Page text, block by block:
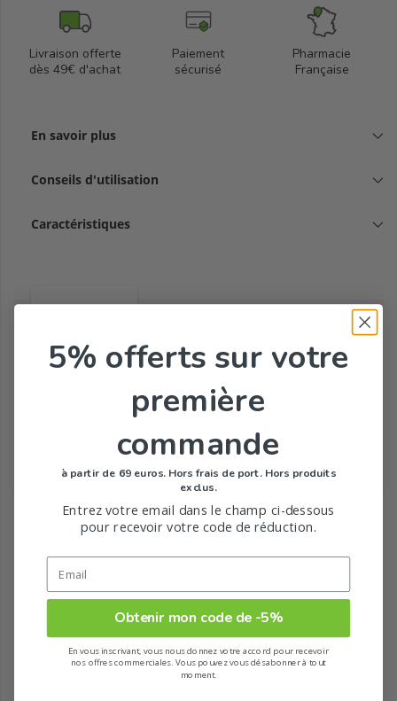
Livraison offerte
dès 49€ d'achat
Paiement
sécurisé
Pharmacie
Française
En savoir plus
Conseils d'utilisation
Caractéristiques
Toute la gamme de Essentiel Semi transparent de
5% offerts sur votre
première
commande
à partir de 69 euros. Hors frais de port. Hors produits
exclus.
Entrez votre email dans le champ ci-dessous
pour recevoir votre code de réduction.
Obtenir mon code de -5%
En vous inscrivant, vous nous donnez votre accord pour recevoir
nos offres commerciales. Vous pouvez vous désabonner à tout
moment.